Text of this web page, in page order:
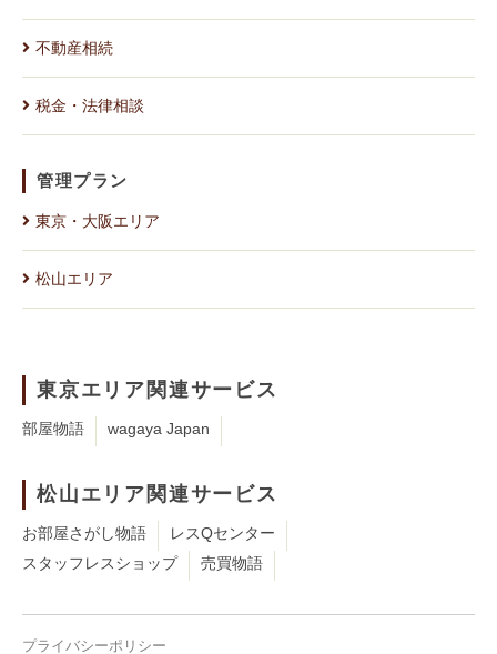
不動産相続
税金・法律相談
管理プラン
東京・大阪エリア
松山エリア
東京エリア関連サービス
部屋物語 wagaya Japan
松山エリア関連サービス
お部屋さがし物語
レスQセンター
スタッフレスショップ
売買物語
プライバシーポリシー